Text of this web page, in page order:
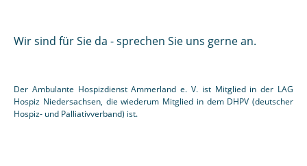
Wir sind für Sie da - sprechen Sie uns gerne an.
Der Ambulante Hospizdienst Ammerland e. V. ist Mitglied in der LAG
Hospiz Niedersachsen, die wiederum Mitglied in dem DHPV (deutscher
Hospiz- und Palliativverband) ist.